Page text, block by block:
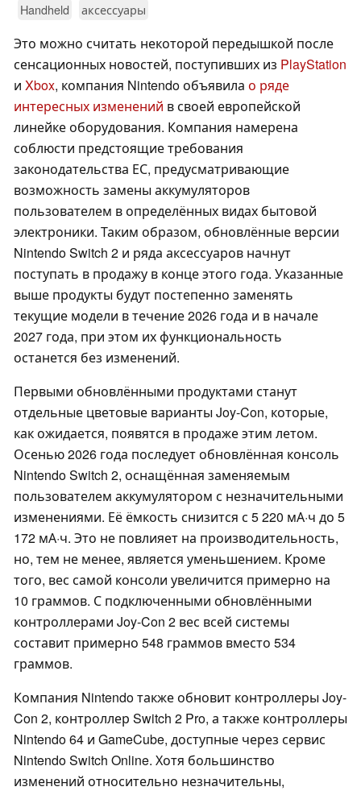
Handheld
аксессуары
Это можно считать некоторой передышкой после
сенсационных новостей, поступивших из PlayStation
и Xbox, компания Nintendo объявила о ряде
интересных изменений в своей европейской
линейке оборудования. Компания намерена
соблюсти предстоящие требования
законодательства ЕС, предусматривающие
возможность замены аккумуляторов
пользователем в определённых видах бытовой
электроники. Таким образом, обновлённые версии
Nintendo Switch 2 и ряда аксессуаров начнут
поступать в продажу в конце этого года. Указанные
выше продукты будут постепенно заменять
текущие модели в течение 2026 года и в начале
2027 года, при этом их функциональность
останется без изменений.
Первыми обновлёнными продуктами станут
отдельные цветовые варианты Joy-Con, которые,
как ожидается, появятся в продаже этим летом.
Осенью 2026 года последует обновлённая консоль
Nintendo Switch 2, оснащённая заменяемым
пользователем аккумулятором с незначительными
изменениями. Её ёмкость снизится с 5 220 мА·ч до 5
172 мА·ч. Это не повлияет на производительность,
но, тем не менее, является уменьшением. Кроме
того, вес самой консоли увеличится примерно на
10 граммов. С подключенными обновлёнными
контроллерами Joy-Con 2 вес всей системы
составит примерно 548 граммов вместо 534
граммов.
Компания Nintendo также обновит контроллеры Joy-
Con 2, контроллер Switch 2 Pro, а также контроллеры
Nintendo 64 и GameCube, доступные через сервис
Nintendo Switch Online. Хотя большинство
изменений относительно незначительны,